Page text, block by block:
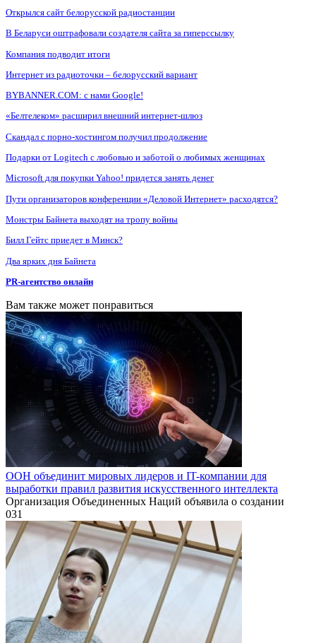
Открылся сайт белорусской радиостанции
В Беларуси оштрафовали создателя сайта за гиперссылку
Компания подводит итоги
Интернет из радиоточки – белорусский вариант
BYBANNER.COM: c нами Google!
«Белтелеком» расширил внешний интернет-шлюз
Скандал с порно-хостингом получил продолжение
Подарки от Logitech с любовью и заботой о любимых женщинах
Microsoft для покупки Yahoo! придется занять денег
Пути организаторов конференции «Деловой Интернет» расходятся?
Монстры Байнета выходят на тропу войны
Билл Гейтс приедет в Минск?
Два ярких дня Байнета
PR-агентство онлайн
Вам также может понравиться
ООН объединит мировых лидеров и IT-компании для
выработки правил развития искусственного интеллекта
Организация Объединенных Наций объявила о создании
031